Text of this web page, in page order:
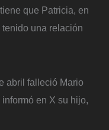
que Patricia, en
una relación
abril falleció Mario
en X su hijo,